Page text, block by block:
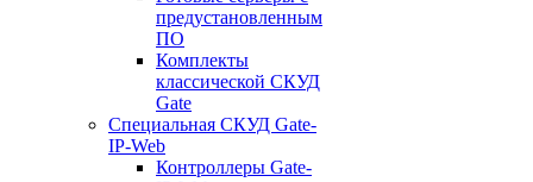
предустановленным
ПО
Комплекты
классической СКУД
Gate
Специальная СКУД Gate-
IP-Web
Контроллеры Gate-